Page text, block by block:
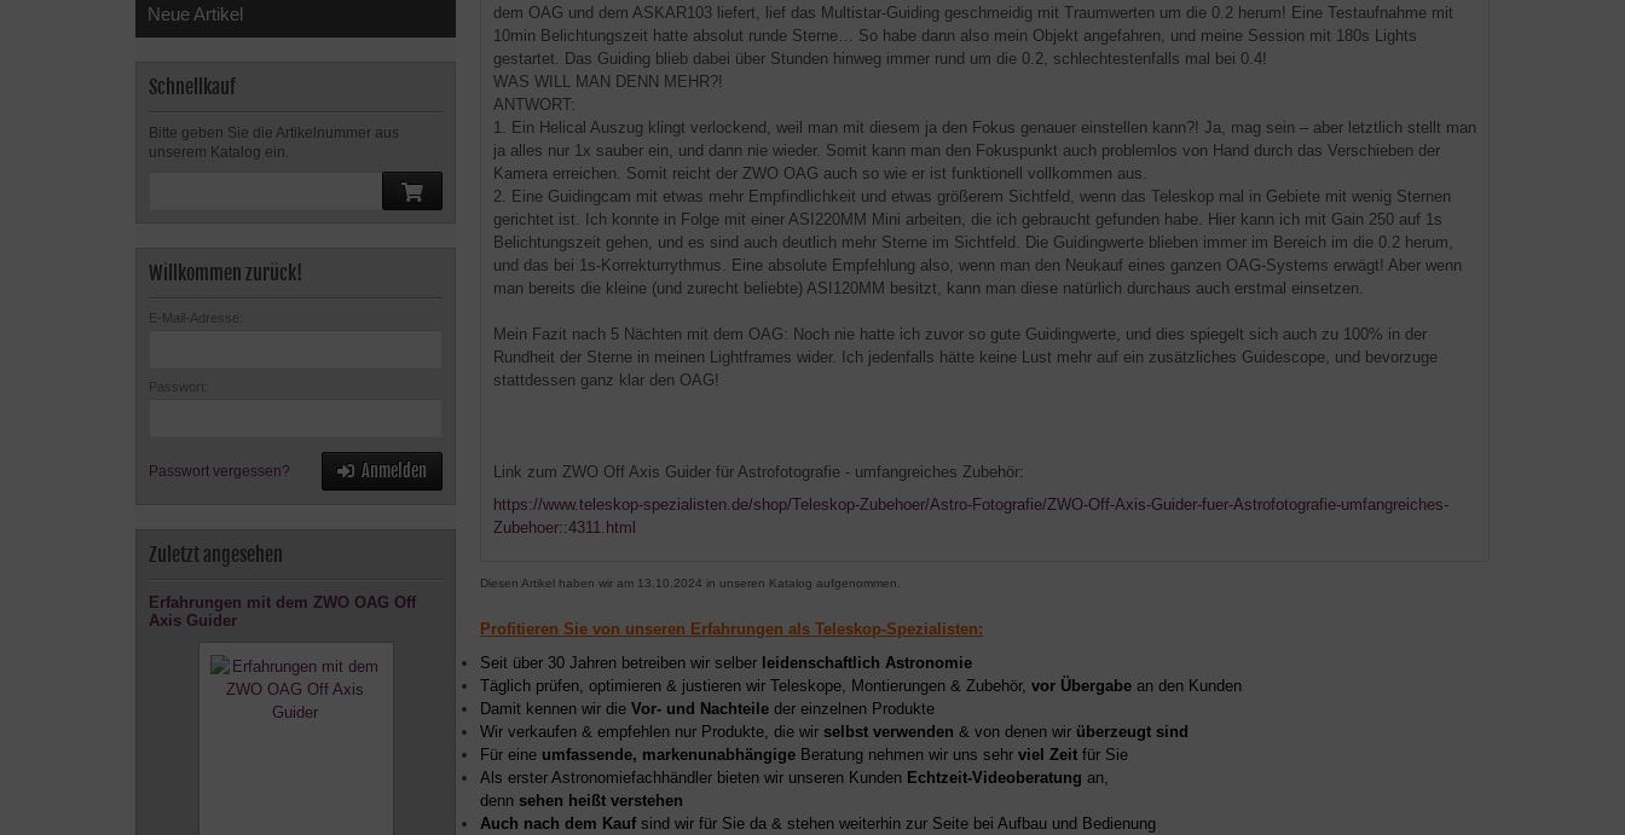
dem OAG und dem ASKAR103 liefert, lief das Multistar-Guiding geschmeidig mit Traumwerten um die 0.2 herum! Eine Testaufnahme mit
10min Belichtungszeit hatte absolut runde Sterne… So habe dann also mein Objekt angefahren, und meine Session mit 180s Lights
gestartet. Das Guiding blieb dabei über Stunden hinweg immer rund um die 0.2, schlechtestenfalls mal bei 0.4!
WAS WILL MAN DENN MEHR?!
ANTWORT:
1. Ein Helical Auszug klingt verlockend, weil man mit diesem ja den Fokus genauer einstellen kann?! Ja, mag sein – aber letztlich stellt man
ja alles nur 1x sauber ein, und dann nie wieder. Somit kann man den Fokuspunkt auch problemlos von Hand durch das Verschieben der
Kamera erreichen. Somit reicht der ZWO OAG auch so wie er ist funktionell vollkommen aus.
2. Eine Guidingcam mit etwas mehr Empfindlichkeit und etwas größerem Sichtfeld, wenn das Teleskop mal in Gebiete mit wenig Sternen
gerichtet ist. Ich konnte in Folge mit einer ASI220MM Mini arbeiten, die ich gebraucht gefunden habe. Hier kann ich mit Gain 250 auf 1s
Belichtungszeit gehen, und es sind auch deutlich mehr Sterne im Sichtfeld. Die Guidingwerte blieben immer im Bereich im die 0.2 herum,
und das bei 1s-Korrekturrythmus. Eine absolute Empfehlung also, wenn man den Neukauf eines ganzen OAG-Systems erwägt! Aber wenn
man bereits die kleine (und zurecht beliebte) ASI120MM besitzt, kann man diese natürlich durchaus auch erstmal einsetzen.
Mein Fazit nach 5 Nächten mit dem OAG: Noch nie hatte ich zuvor so gute Guidingwerte, und dies spiegelt sich auch zu 100% in der
Rundheit der Sterne in meinen Lightframes wider. Ich jedenfalls hätte keine Lust mehr auf ein zusätzliches Guidescope, und bevorzuge
stattdessen ganz klar den OAG!
Link zum ZWO Off Axis Guider für Astrofotografie - umfangreiches Zubehör:
https://www.teleskop-spezialisten.de/shop/Teleskop-Zubehoer/Astro-Fotografie/ZWO-Off-Axis-Guider-fuer-Astrofotografie-umfangreiches-
Zubehoer::4311.html
Diesen Artikel haben wir am 13.10.2024 in unseren Katalog aufgenommen.
Profitieren Sie von unseren Erfahrungen als Teleskop-Spezialisten:
Seit über 30 Jahren betreiben wir selber leidenschaftlich Astronomie
Täglich prüfen, optimieren & justieren wir Teleskope, Montierungen & Zubehör, vor Übergabe an den Kunden
Damit kennen wir die Vor- und Nachteile der einzelnen Produkte
Wir verkaufen & empfehlen nur Produkte, die wir selbst verwenden & von denen wir überzeugt sind
Für eine umfassende, markenunabhängige Beratung nehmen wir uns sehr viel Zeit für Sie
Als erster Astronomiefachhändler bieten wir unseren Kunden Echtzeit-Videoberatung an,
denn sehen heißt verstehen
Auch nach dem Kaufsind wir für Sie da & stehen weiterhin zur Seite bei Aufbau und Bedienung
Neue Artikel
Schnellkauf
Bitte geben Sie die Artikelnummer aus
unserem Katalog ein.
Willkommen zurück!
E-Mail-Adresse:
Passwort:
Passwort vergessen? Anmelden
Zuletzt angesehen
Erfahrungen mit dem ZWO OAG Off
Axis Guider